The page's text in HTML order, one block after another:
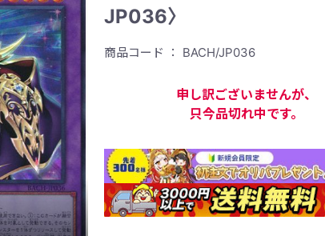
JP036〉
商品コード ： BACH/JP036
申し訳ございませんが、
只今品切れ中です。